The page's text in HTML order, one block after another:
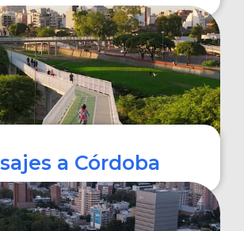
COMPRAR
a Córdoba
COMPRAR